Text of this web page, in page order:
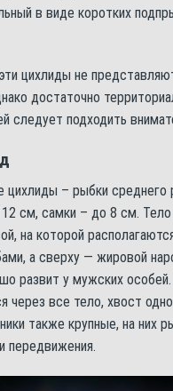
в виде коротких
цихлиды не
достаточно
следует подходить
цихлиды – рыбки среднего
см, самки – до 8 см. Тело
на которой
а сверху — жировой
развит у мужских особей.
через все тело, хвост
также крупные, на них
передвижения.